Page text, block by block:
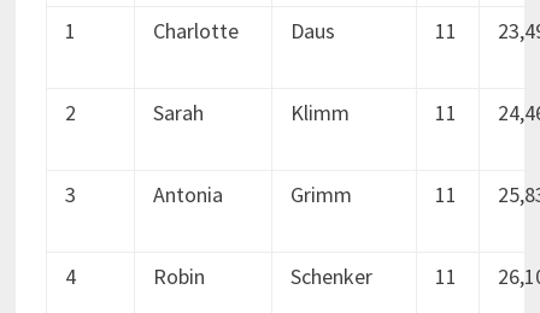
1 Charlotte Daus 11
2 Sarah Klimm 11
3 Antonia Grimm 11
4 Robin Schenker 11